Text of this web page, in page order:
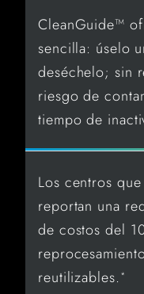
CleanGuide™
sencilla: úselo
deséchelo; sin
riesgo de
tiempo de
Los centros
reportan una
de costos del
reutilizables. *